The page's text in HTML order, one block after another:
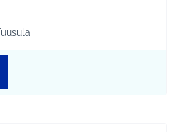
Taiteen ja kulttuurin Tuusula